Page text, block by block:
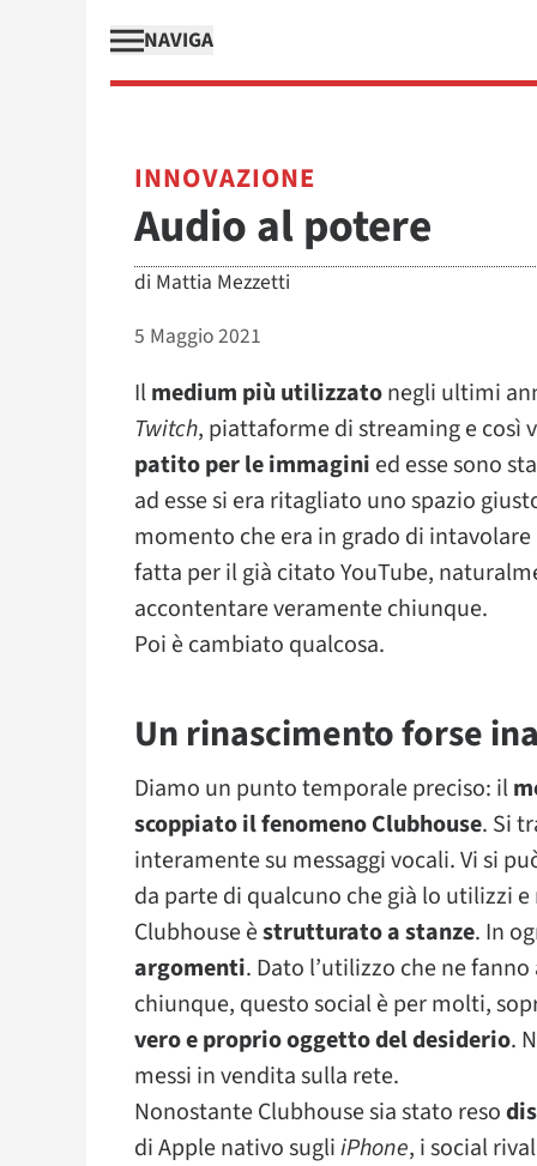
NAVIGA
INNOVAZIONE
Audio al potere
di Mattia Mezzetti
5 Maggio 2021
Ilmedium più utilizzatonegli ultimi
Twitch, piattaforme di streaming e così
patito per le immagini ed esse sono
ad esse si era ritagliato uno spazio
momento che era in grado di intavolare
fatta per il già citato YouTube,
accontentare veramente chiunque.
Poi è cambiato qualcosa.
Un rinascimento forse
Diamo un punto temporale preciso: il
scoppiato il fenomeno Clubhouse. Si
interamente su messaggi vocali. Vi si
da parte di qualcuno che già lo utilizzi
Clubhouse èstrutturato a stanze. In
argomenti. Dato l’utilizzo che ne
chiunque, questo social è per molti,
vero e proprio oggetto del desiderio.
messi in vendita sulla rete.
Nonostante Clubhouse sia stato reso
di Apple nativo sugliiPhone, i social